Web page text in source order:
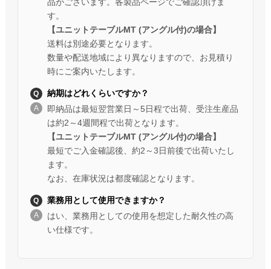
す。
【ユニットテーブルMT (アングル付)の場合】
送料は別途必要となります。
数量や配送地域により異なりますので、お見積り
時にご案内いたします。
納期はどれくらいですか？
即納品は最短翌営業日～5日程で出荷、受注生産品
は約2～4週間程で出荷となります。
【ユニットテーブルMT (アングル付)の場合】
最短でご入金確認後、約2～3日前後で出荷いたし
ます。
なお、在庫状況は都度確認となります。
業務用として使用できますか？
はい、業務用としての使用を想定した耐久性の高
い仕様です。